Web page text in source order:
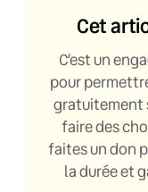
Cet
C’est un
pour
gratuitement
faire des
faites un don
la durée et